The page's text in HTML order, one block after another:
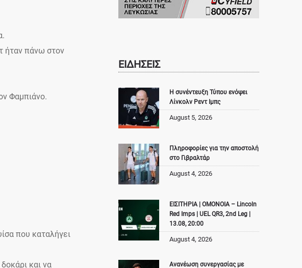
ήταν πάνω στον
Φαμπιάνο.
που καταλήγει
και να
ΕΙΔΗΣΕΙΣ
Η συνέντευξη Τύπου ενόψει
Λίνκολν Ρεντ Ιμπς
August 5, 2026
Πληροφορίες για την αποστολή
στο Γιβραλτάρ
August 4, 2026
ΕΙΣΙΤΗΡΙΑ | ΟΜΟΝΟΙΑ – Lincoln
Red Imps | UEL QR3, 2nd Leg |
13.08, 20:00
August 4, 2026
Ανανέωση συνεργασίας με